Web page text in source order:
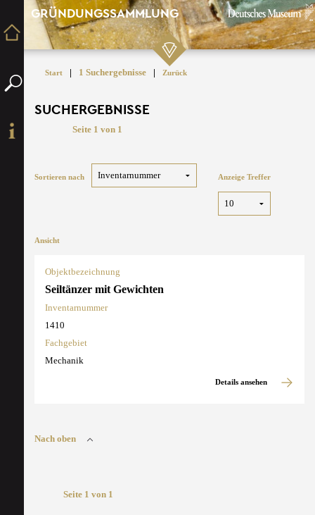
GRÜNDUNGSSAMMLUNG
Start | 1 Suchergebnisse | Zurück
SUCHERGEBNISSE
Seite 1 von 1
Sortieren nach Anzeige Treffer
Ansicht
Objektbezeichnung
Seiltänzer mit Gewichten
Inventarnummer
1410
Fachgebiet
Mechanik
Details ansehen
Nach oben
Seite 1 von 1